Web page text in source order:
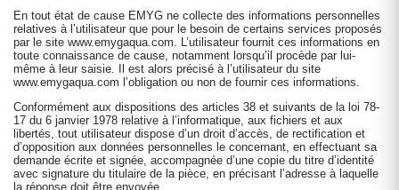
En tout état de cause EMYG ne collecte des informations personnelles
relatives à l’utilisateur que pour le besoin de certains services proposés
par le site www.emygaqua.com. L’utilisateur fournit ces informations en
toute connaissance de cause, notamment lorsqu’il procède par lui-
même à leur saisie. Il est alors précisé à l’utilisateur du site
www.emygaqua.com l’obligation ou non de fournir ces informations.
Conformément aux dispositions des articles 38 et suivants de la loi 78-
17 du 6 janvier 1978 relative à l’informatique, aux fichiers et aux
libertés, tout utilisateur dispose d’un droit d’accès, de rectification et
d’opposition aux données personnelles le concernant, en effectuant sa
demande écrite et signée, accompagnée d’une copie du titre d’identité
avec signature du titulaire de la pièce, en précisant l’adresse à laquelle
la réponse doit être envoyée.